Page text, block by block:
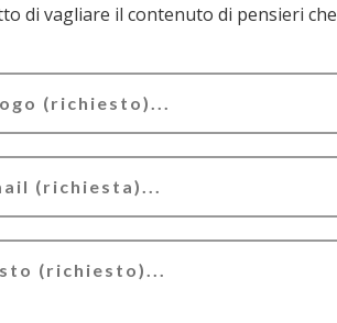
di pensieri che potrebbero essere